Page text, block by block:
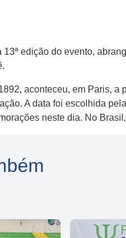
13ª edição do evento,
aconteceu, em Paris,
A data foi escolhida
neste dia. No